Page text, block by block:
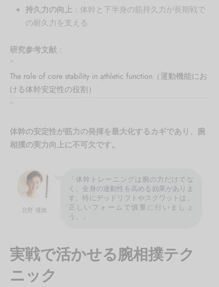
持久力の向上：体幹と下半身の筋持久力が長期戦で
の耐久力を支える
研究参考文献 ：
“
The role of core stability in athletic function（運動機能にお
ける体幹安定性の役割）
“
体幹の安定性が筋力の発揮を最大化するカギであり、腕
相撲の実力向上に不可欠です。
北野 優旗
「体幹トレーニングは腕の力だけでな
く、全身の連動性を高める効果がありま
す。特にデッドリフトやスクワットは、
正しいフォームで慎重に行いましょ
う。」
実戦で活かせる腕相撲テク
ニック